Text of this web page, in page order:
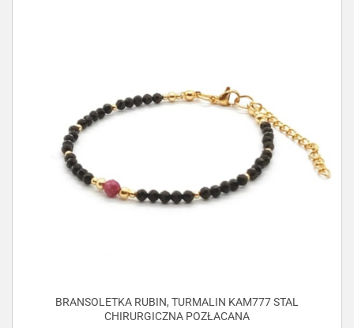
BRANSOLETKA RUBIN, TURMALIN KAM777 STAL
CHIRURGICZNA POZŁACANA